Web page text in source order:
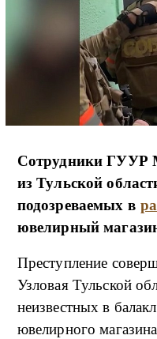
Сотрудники ГУУР
из Тульской
подозреваемых в
ювелирный
Преступление
Узловая Тульской
неизвестных в
ювелирного